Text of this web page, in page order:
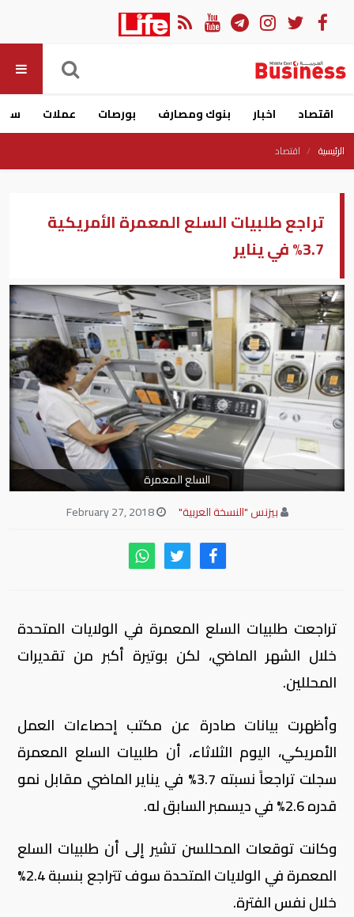
اقتصاد اخبار بنوك ومصارف بورصات عملات
الرئيسية اقتصاد
تراجع طلبيات السلع المعمرة الأمريكية
3.7% في يناير
السلع المعمرة
بيزنس "النسخة العربية"
February 27, 2018
تراجعت طلبيات السلع المعمرة في الولايات المتحدة
خلال الشهر الماضي، لكن بوتيرة أكبر من تقديرات
المحللين.
وأظهرت بيانات صادرة عن مكتب إحصاءات العمل
الأمريكي، اليوم الثلاثاء، أن طلبيات السلع المعمرة
سجلت تراجعاً نسبته 3.7% في يناير الماضي مقابل نمو
قدره 2.6% في ديسمبر السابق له.
وكانت توقعات المحللسن تشير إلى أن طلبيات السلع
المعمرة في الولايات المتحدة سوف تتراجع بنسبة 2.4%
خلال نفس الفترة.